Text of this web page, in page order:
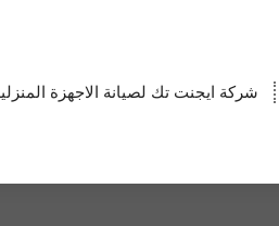
شركة ايجنت تك لصيانة الاجهزة